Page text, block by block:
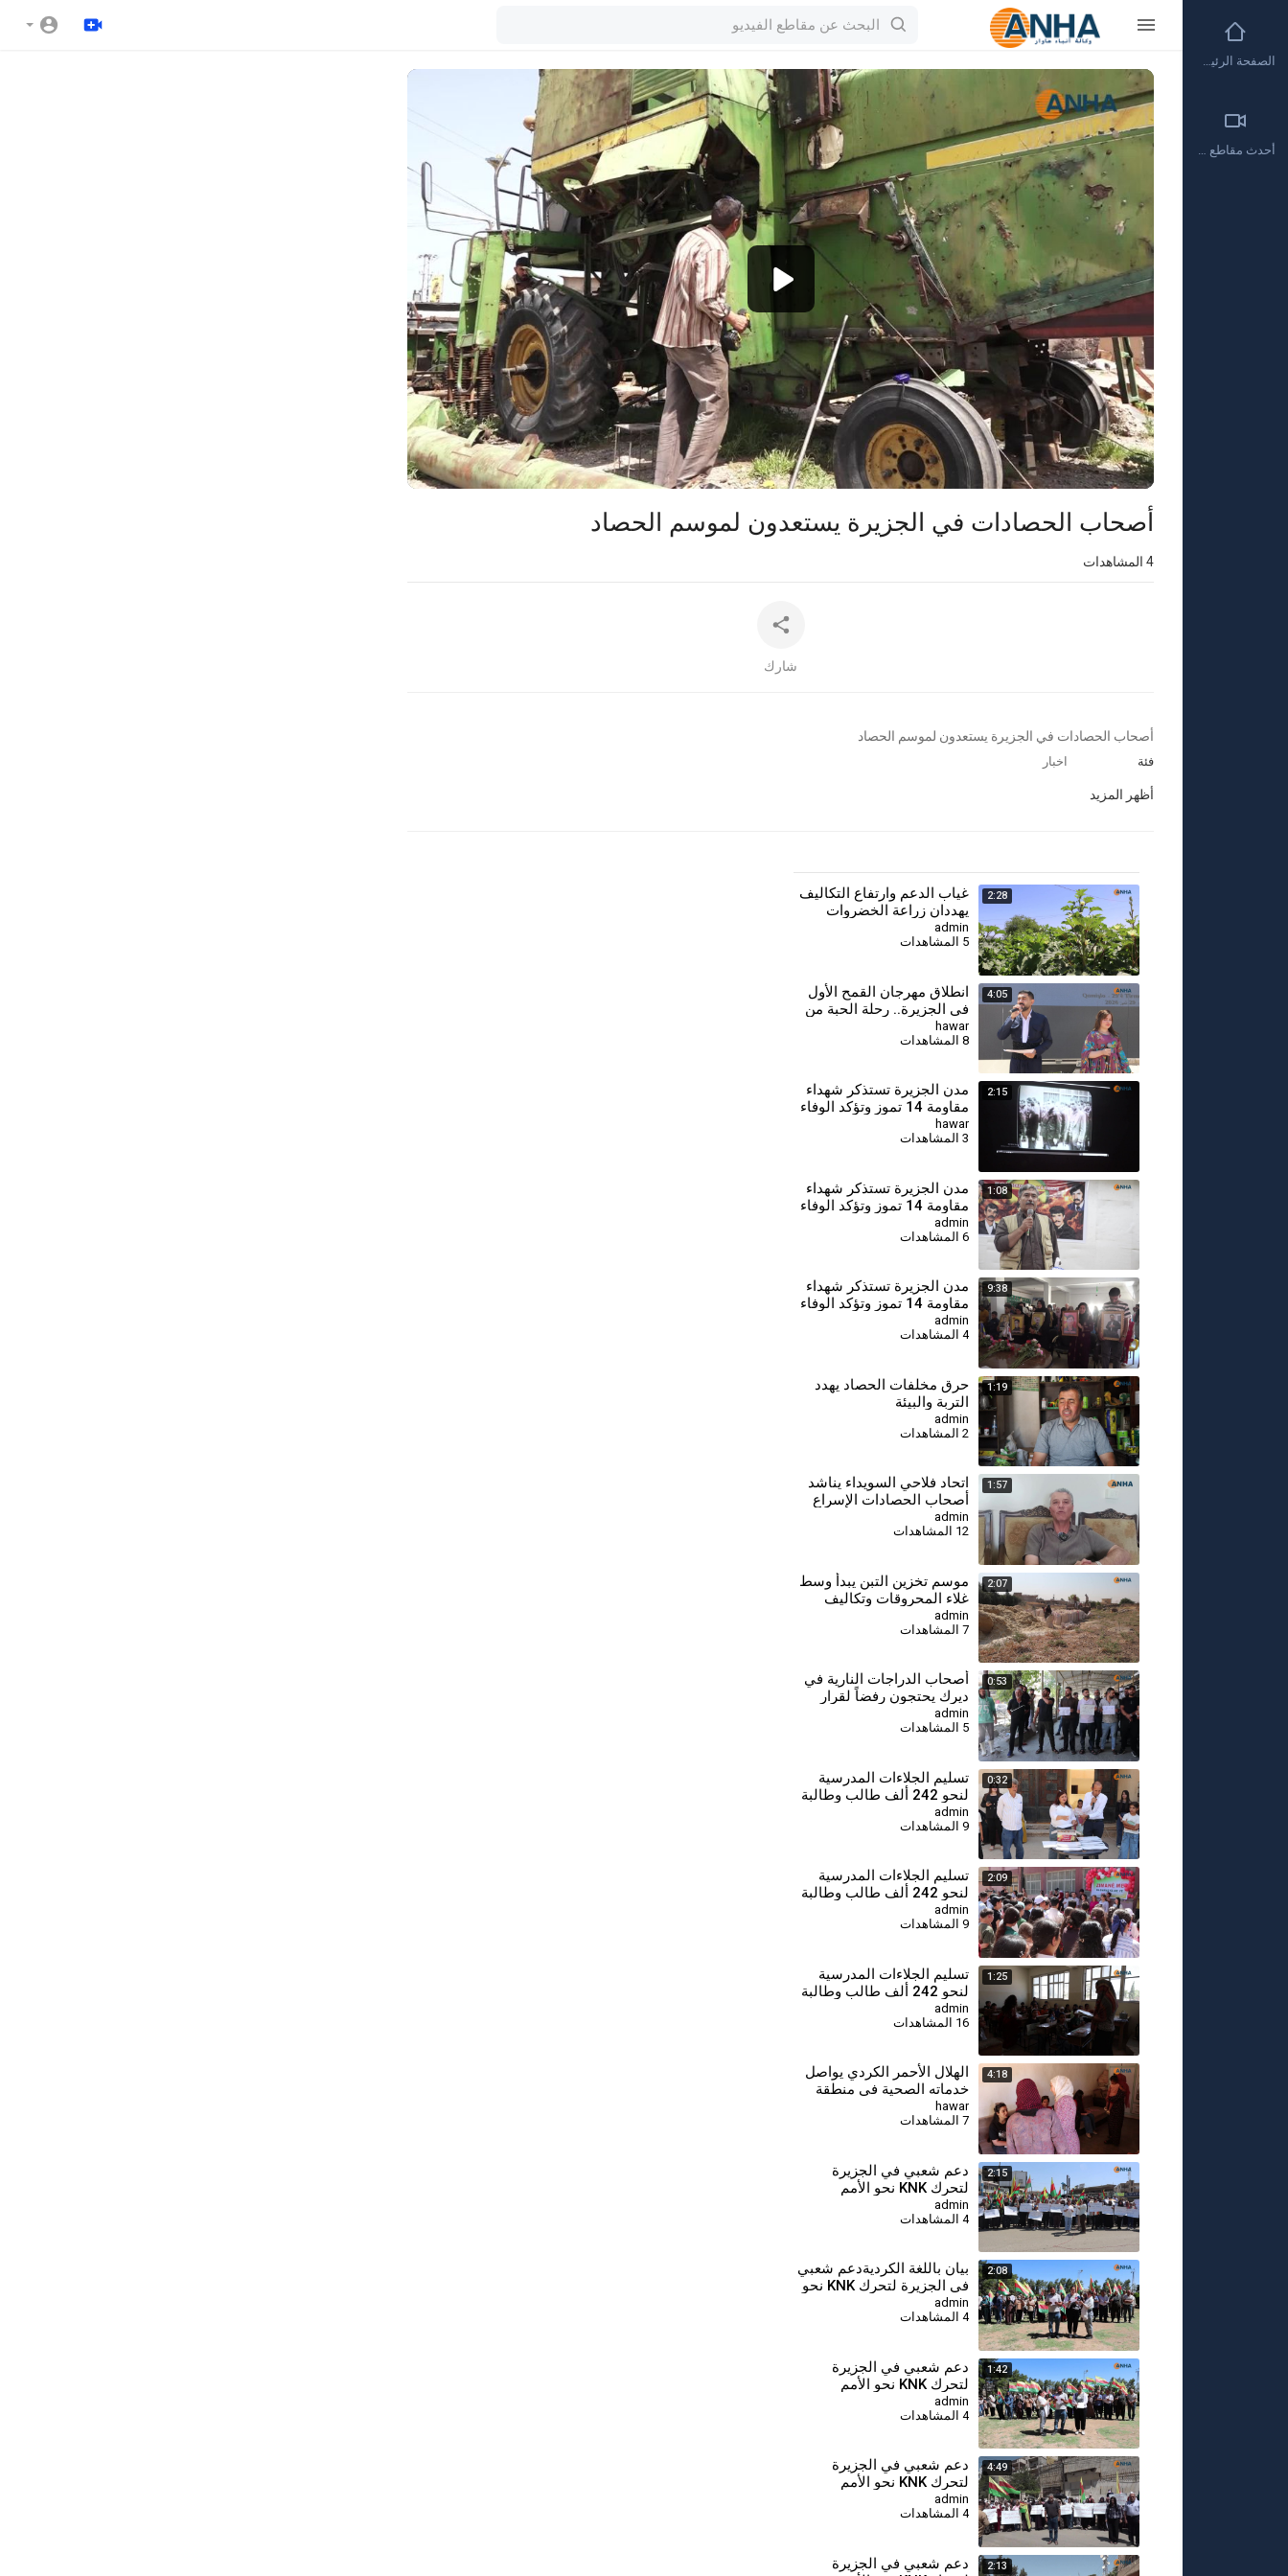
Video
Player
1080p
360p
240p
auto
أصحاب الحصادات في الجزيرة يستعدون لموسم الحصاد
4 المشاهدات
شارك
⁣أصحاب الحصادات في الجزيرة يستعدون لموسم الحصاد
فئة اخبار
أظهر المزيد
2:28
⁣غياب الدعم وارتفاع التكاليف
يهددان زراعة الخضروات
الصيفية في الجزيرة
admin
5 المشاهدات
4:05
انطلاق مهرجان القمح الأول
في الجزيرة.. رحلة الحبة من
الحقل إلى المائدة
hawar
8 المشاهدات
2:15
مدن الجزيرة تستذكر شهداء
مقاومة 14 تموز وتؤكد الوفاء
لتضحياتهم
hawar
3 المشاهدات
1:08
مدن الجزيرة تستذكر شهداء
مقاومة 14 تموز وتؤكد الوفاء
لتضحياتهم-درباسية
admin
6 المشاهدات
9:38
⁣مدن الجزيرة تستذكر شهداء
مقاومة 14 تموز وتؤكد الوفاء
لتضحياتهم-جل اغا
admin
4 المشاهدات
1:19
حرق مخلفات الحصاد يهدد
التربة والبيئة
admin
2 المشاهدات
1:57
اتحاد فلاحي السويداء يناشد
أصحاب الحصادات الإسراع
في حصاد القمح لإنقاذ
الموسم
admin
12 المشاهدات
2:07
⁣موسم تخزين التبن يبدأ وسط
غلاء المحروقات وتكاليف
الحصاد
admin
7 المشاهدات
0:53
أصحاب الدراجات النارية في
ديرك يحتجون رفضاً لقرار
الحظر ويطالبون بتعديله
admin
5 المشاهدات
0:32
تسليم الجلاءات المدرسية
لنحو 242 ألف طالب وطالبة
في مدن الجزيرة - تربه سبيه
admin
9 المشاهدات
2:09
⁣تسليم الجلاءات المدرسية
لنحو 242 ألف طالب وطالبة
في مدن الجزيرة - قامشلو
admin
9 المشاهدات
1:25
تسليم الجلاءات المدرسية
لنحو 242 ألف طالب وطالبة
في مدن الجزيرة - تل تمر
admin
16 المشاهدات
4:18
الهلال الأحمر الكردي يواصل
خدماته الصحية في منطقة
الجزيرة عبر عيادة متنقلة
hawar
7 المشاهدات
2:15
⁣دعم شعبي في الجزيرة
لتحرك KNK نحو الأمم
المتحدة للاعتراف القانوني
بالشعب الكردي - كركي لكي
admin
4 المشاهدات
2:08
بيان باللغة الكرديةدعم شعبي
في الجزيرة لتحرك KNK نحو
الأمم المتحدة للاعتراف
القانوني بالشعب الكردي -
admin
4 المشاهدات
1:42
⁣دعم شعبي في الجزيرة
لتحرك KNK نحو الأمم
المتحدة للاعتراف القانوني
بالشعب الكردي - تل تمر
admin
4 المشاهدات
4:49
⁣دعم شعبي في الجزيرة
لتحرك KNK نحو الأمم
المتحدة للاعتراف القانوني
بالشعب الكردي - قامشلو
admin
4 المشاهدات
2:13
دعم شعبي في الجزيرة
الصفحة الرئيسية
أحدث مقاطع الفيديو